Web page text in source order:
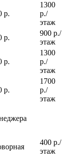
р.
1300
р./
этаж
р.
900 р./
этаж
р.
1300
р./
этаж
р.
1700
р./
этаж
400 р./
этаж